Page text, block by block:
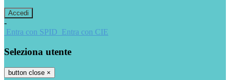
-
Entra con SPID Entra con CIE
Seleziona utente
button close ×